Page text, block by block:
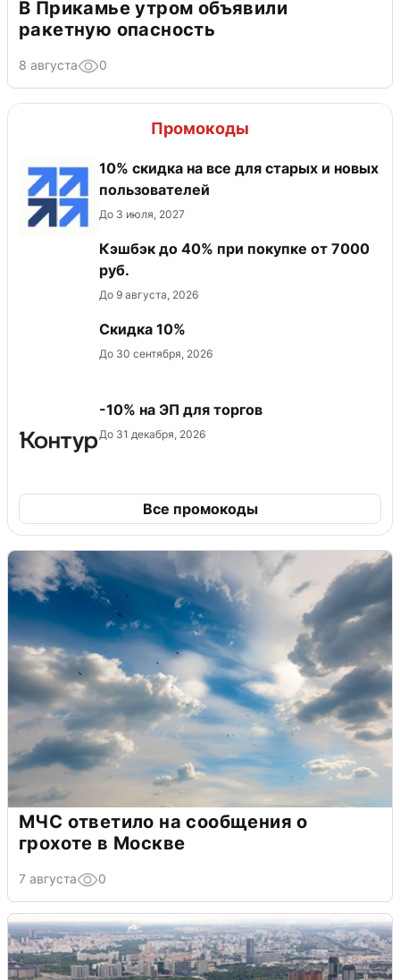
В Прикамье утром объявили
ракетную опасность
8 августа 0
Промокоды
10% скидка на все для старых и новых
пользователей
До 3 июля, 2027
Кэшбэк до 40% при покупке от 7000
руб.
До 9 августа, 2026
Скидка 10%
До 30 сентября, 2026
-10% на ЭП для торгов
До 31 декабря, 2026
Все промокоды
МЧС ответило на сообщения о
грохоте в Москве
7 августа 0